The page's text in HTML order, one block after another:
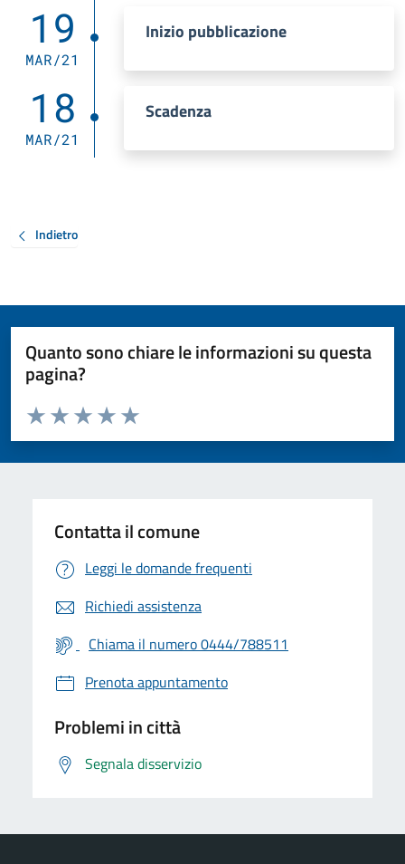
19
MAR/21
Inizio pubblicazione
18
MAR/21
Scadenza
Indietro
Quanto sono chiare le informazioni su questa
pagina?
Valuta da 1 a 5 stelle la pagina
Valuta 5 stelle su 5
Valuta 4 stelle su 5
Valuta 3 stelle su 5
Valuta 2 stelle su 5
Valuta 1 stelle su 5
Contatta il comune
Leggi le domande frequenti
Richiedi assistenza
Chiama il numero 0444/788511
Prenota appuntamento
Problemi in città
Segnala disservizio